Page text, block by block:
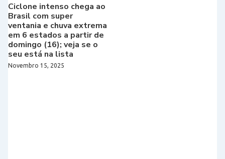
Ciclone intenso chega ao
Brasil com super
ventania e chuva extrema
em 6 estados a partir de
domingo (16); veja se o
seu está na lista
Novembro 15, 2025